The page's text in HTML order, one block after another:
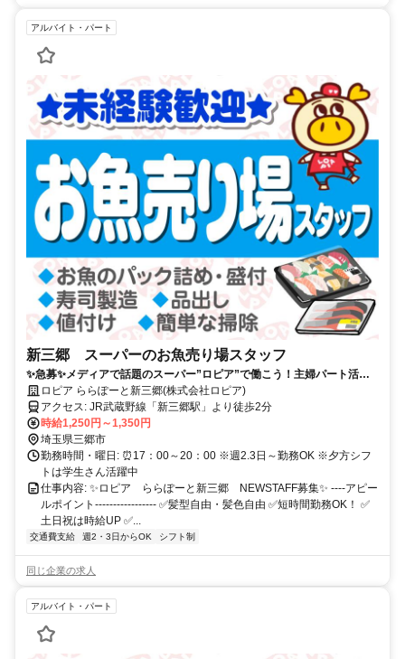
アルバイト・パート
新三郷 スーパーのお魚売り場スタッフ
✨急募✨メディアで話題のスーパー”ロピア”で働こう！主婦パート活躍
中！土日祝は時給UP✨
ロピア ららぽーと新三郷(株式会社ロピア)
アクセス: JR武蔵野線「新三郷駅」より徒歩2分
時給1,250円～1,350円
埼玉県三郷市
勤務時間・曜日: ⏰17：00～20：00 ※週2.3日～勤務OK ※夕方シフ
トは学生さん活躍中
仕事内容: ✨ロピア ららぽーと新三郷 NEWSTAFF募集✨ ----アピー
ルポイント----------------- ✅️髪型自由・髪色自由 ✅️短時間勤務OK！ ✅️
土日祝は時給UP ✅️...
交通費支給 週2・3日からOK シフト制
同じ企業の求人
アルバイト・パート